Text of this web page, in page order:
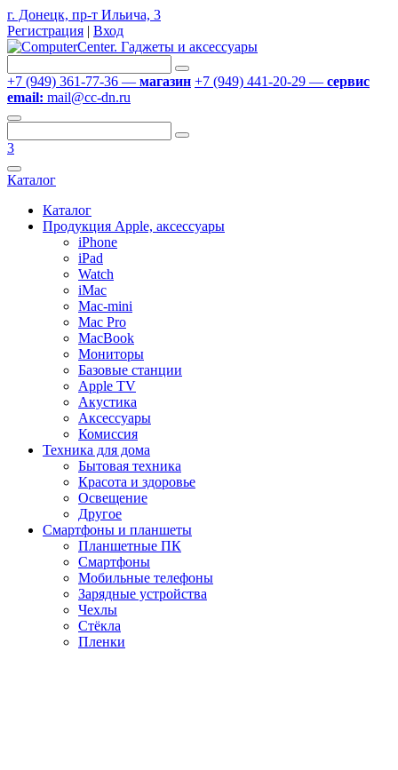
г. Донецк, пр-т Ильича, 3
Регистрация | Вход
+7 (949) 361-77-36 — магазин +7 (949) 441-20-29 — сервис
email: mail@cc-dn.ru
3
Каталог
Каталог
Продукция Apple, аксессуары
iPhone
iPad
Watch
iMac
Mac-mini
Mac Pro
MacBook
Мониторы
Базовые станции
Apple TV
Акустика
Аксессуары
Комиссия
Техника для дома
Бытовая техника
Красота и здоровье
Освещение
Другое
Смартфоны и планшеты
Планшетные ПК
Смартфоны
Мобильные телефоны
Зарядные устройства
Чехлы
Стёкла
Пленки